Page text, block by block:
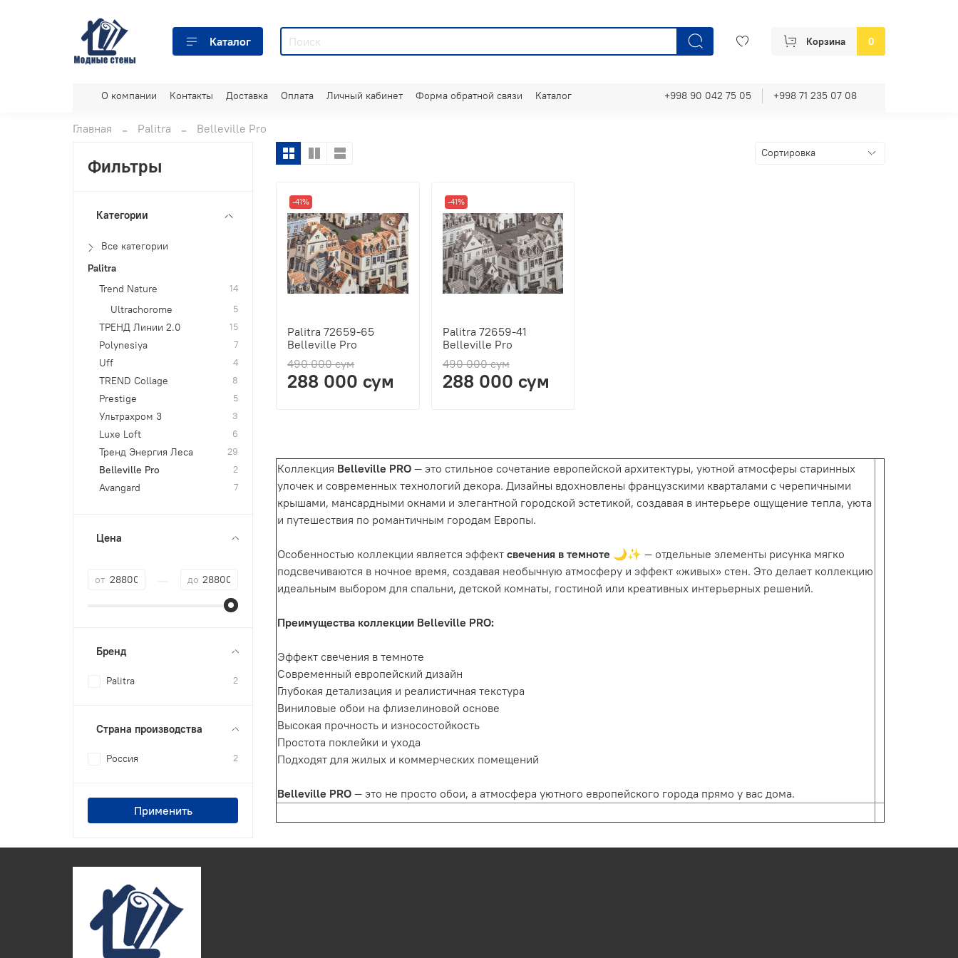
Каталог Корзина 0
О компании Контакты Доставка Оплата Личный кабинет Форма обратной связи Каталог +998 90 042 75 05 +998 71 235 07 08
Главная Palitra Belleville Pro
-41%
Palitra 72659-65
Belleville Pro
490 000 сум
288 000 сум
-41%
Palitra 72659-41
Belleville Pro
490 000 сум
288 000 сум
Коллекция Belleville PRO — это стильное сочетание европейской архитектуры, уютной атмосферы старинных
улочек и современных технологий декора. Дизайны вдохновлены французскими кварталами с черепичными
крышами, мансардными окнами и элегантной городской эстетикой, создавая в интерьере ощущение тепла, уюта
и путешествия по романтичным городам Европы.
Особенностью коллекции является эффектсвечения в темноте 🌙✨ — отдельные элементы рисунка мягко
подсвечиваются в ночное время, создавая необычную атмосферу и эффект «живых» стен. Это делает коллекцию
идеальным выбором для спальни, детской комнаты, гостиной или креативных интерьерных решений.
Преимущества коллекции Belleville PRO:
Эффект свечения в темноте
Современный европейский дизайн
Глубокая детализация и реалистичная текстура
Виниловые обои на флизелиновой основе
Высокая прочность и износостойкость
Простота поклейки и ухода
Подходят для жилых и коммерческих помещений
Belleville PRO — это не просто обои, а атмосфера уютного европейского города прямо у вас дома.
Фильтры
Категории
Все категории
Palitra
Trend Nature
14
Ultrachorome 5
ТРЕНД Линии 2.0 15
Polynesiya 7
Uff 4
TREND Collage 8
Prestige 5
Ультрахром 3 3
Luxe Loft 6
Тренд Энергия Леса 29
Belleville Pro 2
Avangard 7
Цена
от до
Бренд
Palitra 2
Страна производства
Россия 2
Применить